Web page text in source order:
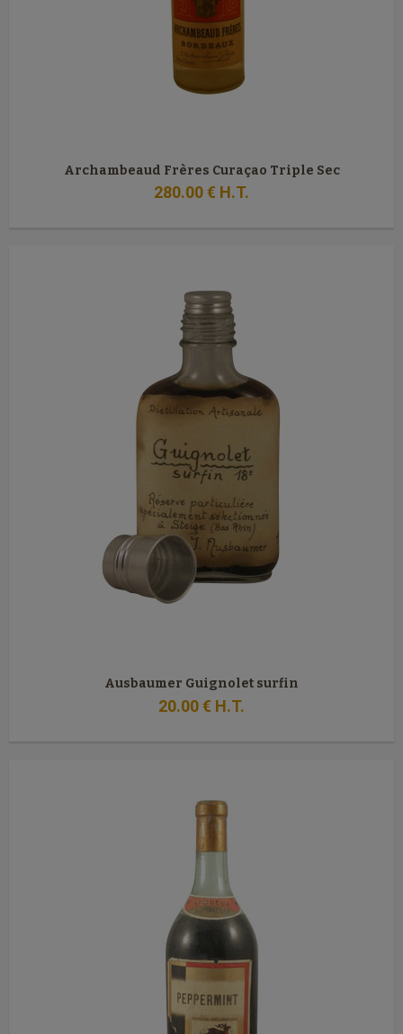
Archambeaud Frères Curaçao Triple Sec
280.00€ H.T.
Ausbaumer Guignolet surfin
20.00€ H.T.